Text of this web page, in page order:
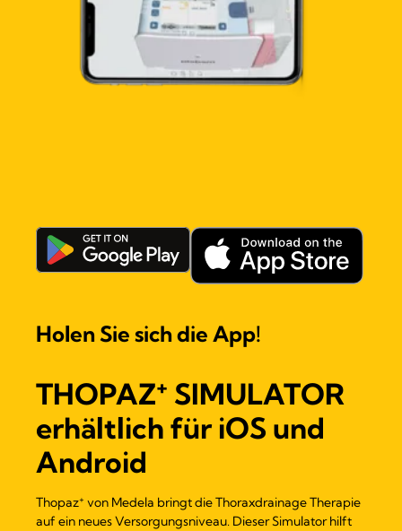
Holen Sie sich die App!
THOPAZ+ SIMULATOR
erhältlich für iOS und
Android
Thopaz+ von Medela bringt die Thoraxdrainage Therapie
auf ein neues Versorgungsniveau. Dieser Simulator hilft